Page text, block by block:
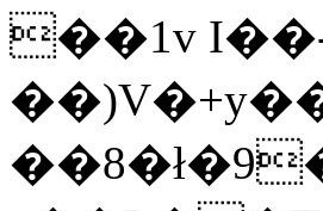
��1v